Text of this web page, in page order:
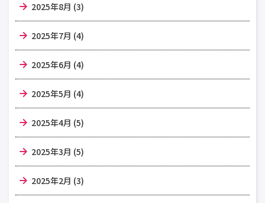
2025年8月 (3)
2025年7月 (4)
2025年6月 (4)
2025年5月 (4)
2025年4月 (5)
2025年3月 (5)
2025年2月 (3)